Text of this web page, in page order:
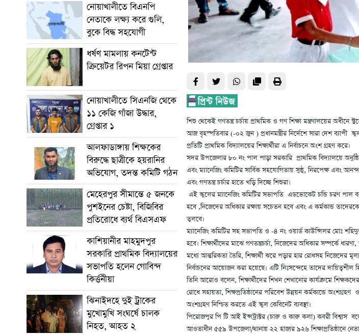
নোয়াখালীতে বিএনপি
নেতাকে লক্ষ্য করে গুলি,
বুকে বিদ্ধ সহযোগী
ধর্ষণ মামলায় কনটেন্ট
ক্রিয়েটর রিপন মিয়া গ্রেপ্তার
নোয়াখালীতে সিএনজি থেকে
১১ কেজি গাঁজা উদ্ধার,
গ্রেপ্তার ১
আলফাডাঙ্গায় শিক্ষকের
বিরুদ্ধে ছাত্রীকে হয়রানির
অভিযোগ, তদন্ত কমিটি গঠন
মেহেরপুর সীমান্তে ৫ জনকে
পুশইনের চেষ্টা, বিজিবির
প্রতিরোধে ব্যর্থ বিএসএফ
কাশিয়ানীর মাহমুদপুর
সরকারি প্রাথমিক বিদ্যালয়ের
সভাপতি হলেন গোবিন্দ
কির্ত্তনীয়া
ঝিনাইদহে দুই ট্রাকের
মুখোমুখি সংঘর্ষে চালক
নিহত, আহত ২
শিশু থেকেই গণতন্ত্র চর্চায় প্রাথমিক ও গণ শিক্ষা মন্ত্রণালয়ের অধীনে
আজ বৃহস্পতিবার (-০২ জুন ) প্রধানমন্ত্রীর নির্দেশে সারা দেশ ব্যাপী
প্রতিটি প্রাথমিক বিদ্যালয়ের শিক্ষার্থীরা এ নির্বাচনে অংশ গ্রহণ করে।
সদর উপজেলার ৮০ নং পাল পাড়া সরকারি প্রাথমিক বিদ্যালয়ে
এবং ম্যানেজিং কমিটির সার্বিক সহযোগিতায় সুষ্ঠু, নিরপেক্ষ এবং
এবং গণতন্ত্র চর্চার হাতে খড়ি দিচ্ছে শিশুরা।
এই স্কুলের ম্যানেজিং কমিটির সভাপতি এডভোকেট চন্ডি চরণ পাল
হবে ,নিজেদের অধিকার রক্ষায় সচেতন হবে এবং এ কর্মকান্ড
তুলবে।
ম্যানেজিং কমিটির সহ সভাপতি ও -৪ নং ওয়ার্ড কাউন্সিলর মোঃ
হবে। শিক্ষার্থীদের মাঝে গণতন্ত্রচর্চা, নিজেদের অধিকার সম্পর্কে
মধ্যে আন্তরিকতা তৈরি, শিক্ষার্থী ঝরে পড়ার হার রোধসহ নিজেদের
নির্বাচনের আয়োজন করা হয়েছে। এটি নিঃসন্দেহে তাদের দায়িত্বশীল
তিনি আরোও বলেন, শিক্ষার্থীদের শিখন শেখানোর কার্যক্রমে
রোধে সহায়তা, শিক্ষপ্রতিষ্ঠানের পরিবেশ উন্নয়ন কর্মকান্ডে অংশগ্রহণ ও
অংশগ্রহণ নিশ্চিত করতে এই স্কুল কেবিনেট ব্যবস্থা।
পিরোজপুর পি টি আই ইন্সট্রাক্টর (চারু ও কারু কলা) কবরী
আওতাধীন ৫৫৯ উপজেলা/থানায় ২২ হাজার ৯২৬ শিক্ষাপ্রতিষ্ঠানে